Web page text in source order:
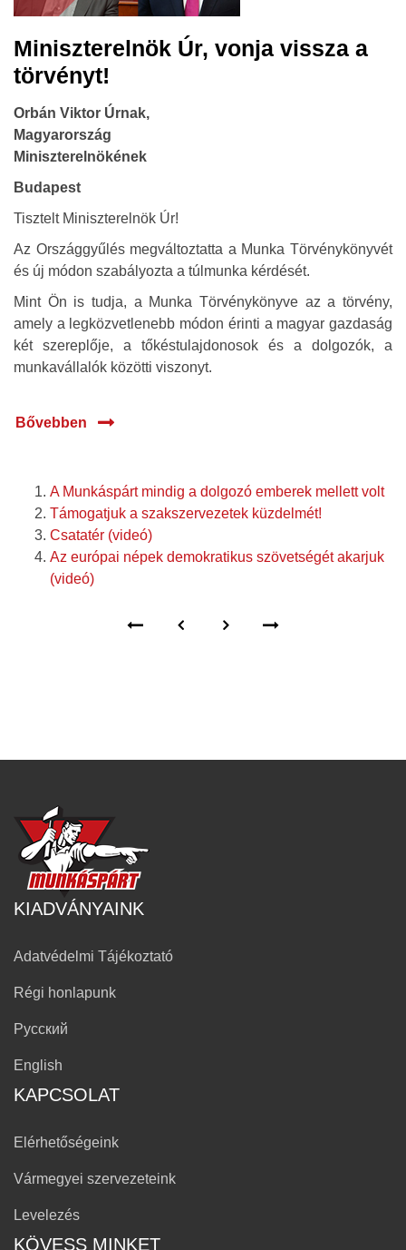
Miniszterelnök Úr, vonja vissza a
törvényt!
Orbán Viktor Úrnak,
Magyarország
Miniszterelnökének
Budapest
Tisztelt Miniszterelnök Úr!
Az Országgyűlés megváltoztatta a Munka Törvénykönyvét
és új módon szabályozta a túlmunka kérdését.
Mint Ön is tudja, a Munka Törvénykönyve az a törvény,
amely a legközvetlenebb módon érinti a magyar gazdaság
két szereplője, a tőkéstulajdonosok és a dolgozók, a
munkavállalók közötti viszonyt.
Bővebben
A Munkáspárt mindig a dolgozó emberek mellett volt
Támogatjuk a szakszervezetek küzdelmét!
Csatatér (videó)
Az európai népek demokratikus szövetségét akarjuk
(videó)
KIADVÁNYAINK
Adatvédelmi Tájékoztató
Régi honlapunk
Русский
English
KAPCSOLAT
Elérhetőségeink
Vármegyei szervezeteink
Levelezés
KÖVESS MINKET